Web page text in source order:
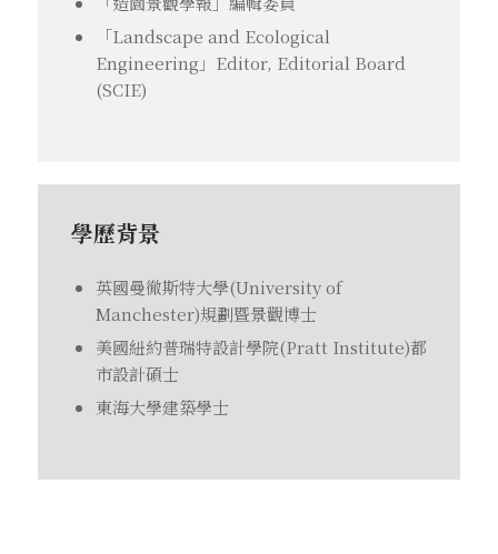
「Landscape and Ecological
Engineering」Editor, Editorial Board
(SCIE)
學歷背景
英國曼徹斯特大學(University of
Manchester)規劃暨景觀博士
美國紐約普瑞特設計學院(Pratt Institute)都
市設計碩士
東海大學建築學士